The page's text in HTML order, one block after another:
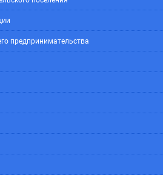
предпринимательства